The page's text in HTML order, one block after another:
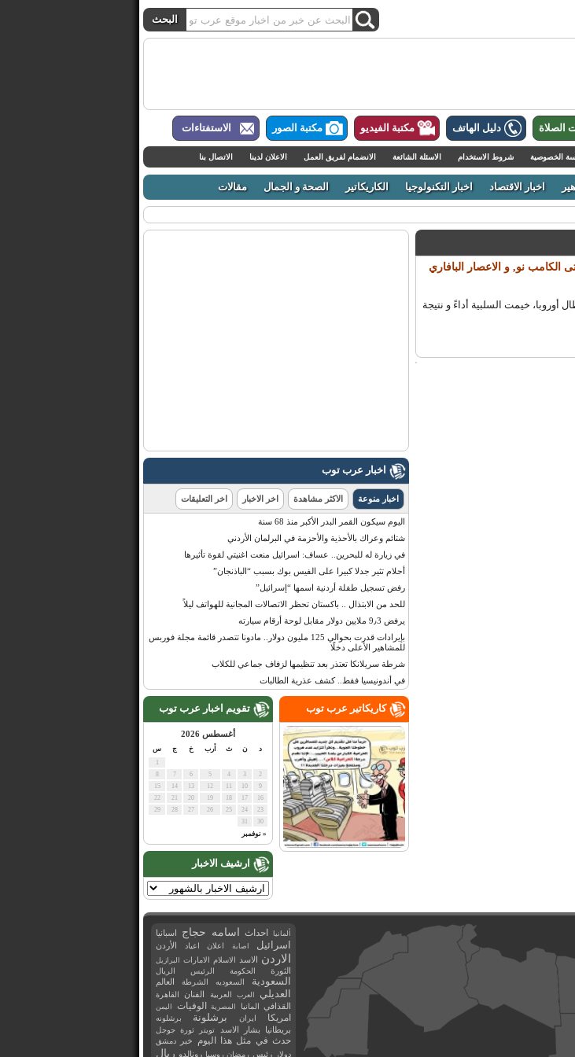
الصلاة دليل الهاتف مكتبة الفيديو مكتبة الصور الاستفتاءات
الخصوصية شروط الاستخدام الاسئلة الشائعة الانضمام لفريق العمل الاعلان لدينا الاتصال بنا
اخبار الاقتصاد اخبار التكنولوجيا الكاريكاتير الصحة و الجمال مقالات
الكامب نو, و الاعصار البافاري
خيمت السلبية أداءً و نتيجة
اخبار عرب توب
اخبار منوعة الاكثر مشاهدة اخر الاخبار اخر التعليقات
اليوم سيكون القمر البدر الأكبر منذ 68 سنة
شتائم وعراك بالأحذية والأحزمة في البرلمان الأردني
في زيارة له للبحرين.. عساف: اسرائيل منعت اغنيتي لقوة تأثيرها
أحلام تثير جدلا كبيرا على الفيس بوك بسبب “الباذنجان”
رفض تسجيل طفلة أردنية اسمها “إسرائيل”
للحد من الابتذال .. باكستان تحظر الاتصالات المجانية للهواتف ليلاً
يرفض 9٫3 ملايين دولار مقابل لوحة أرقام سيارته
بإيرادات قدرت بحوالي 125 مليون دولار.. مادونا تتصدر قائمة مجلة فوربس
للمشاهير الأعلى دخلًا
شرطة سريلانكا تعتذر بعد تنظيمها لزفاف جماعي للكلاب
في أندونيسيا فقط.. كشف عذرية الطالبات
تقويم اخبار عرب توب
أغسطس 2026
د ن ث أرب خ ج س
« نوفمبر
2
3
4
5
6
7
8
9
10
12
13
14
15
16
17
18
19
20
21
22
23
24
25
26
27
28
29
30
31
ارشيف الاخبار
كاريكاتير عرب توب
ألمانيا احداث اسامه حجاج اسبانيا
اسرائيل اصابة اعلان اعياد الأردن
الاردن الاسد الاسلام الامارات البرازيل
الثورة الحكومة الرئيس الريال
السعودية السعوديه الشرطة العالم
العديلي العرب العربية الفنان القاهرة
القذافي المانيا المصرية الوفيات اليمن
امريكا ايران برشلونة برشلونه
بريطانيا بشار الاسد تويتر ثورة جوجل
حدث في مثل هذا اليوم خبر
دمشق
دولار
رئيس رمضان روسيا رونالدو ريال